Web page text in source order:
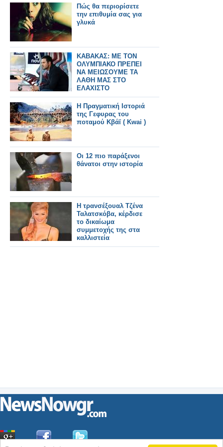
Πώς θα περιορίσετε
την επιθυμία σας για
γλυκά
ΚΑΒΑΚΑΣ: ΜΕ ΤΟΝ
ΟΛΥΜΠΙΑΚΟ ΠΡΕΠΕΙ
ΝΑ ΜΕΙΩΣΟΥΜΕ ΤΑ
ΛΑΘΗ ΜΑΣ ΣΤΟ
ΕΛΑΧΙΣΤΟ
H Πραγματική Ιστοριά
της Γεφυρας του
ποταμού Κβάϊ ( Kwai )
Οι 12 πιο παράξενοι
θάνατοι στην ιστορία
Η τρανσέξουαλ Τζένα
Ταλατσκόβα, κέρδισε
το δικαίωμα
συμμετοχής της στα
καλλιστεία